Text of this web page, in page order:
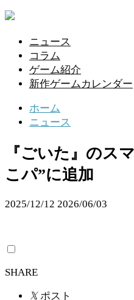
ニュース
コラム
ゲーム紹介
新作ゲームカレンダー
ホーム
ニュース
『ごいた』のス
こパ”に追加
2025/12/12 2026/06/03
SHARE
𝕏 ポスト